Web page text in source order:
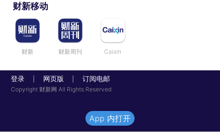
财新移动
财新 财新周刊 Caixin
登录 网页版 订阅电邮
Copyright 财新网 All Rights Reserved
App 内打开